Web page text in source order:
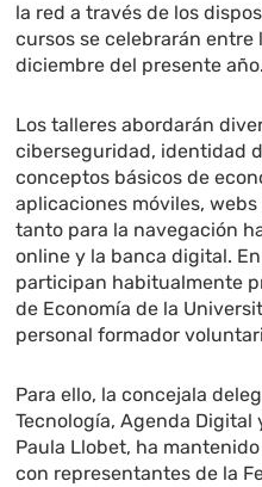
la red a través de los
cursos se celebrarán entre
diciembre del presente año.
Los talleres abordarán
ciberseguridad, identidad
conceptos básicos de
aplicaciones móviles,
tanto para la navegación
online y la banca digital.
participan habitualmente
de Economía de la
personal formador
Para ello, la concejala
Tecnología, Agenda Digital
Paula Llobet, ha
con representantes de la